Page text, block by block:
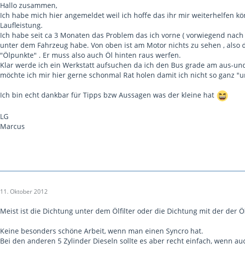
Hallo zusammen,
Ich habe mich hier angemeldet weil ich hoffe das ihr mir weiterhelfen
Laufleistung.
Ich habe seit ca 3 Monaten das Problem das ich vorne ( vorwiegend
unter dem Fahrzeug habe. Von oben ist am Motor nichts zu sehen ,
"Ölpunkte" . Er muss also auch Öl hinten raus werfen.
Klar werde ich ein Werkstatt aufsuchen da ich den Bus grade am aus-
möchte ich mir hier gerne schonmal Rat holen damit ich nicht so ganz
Ich bin echt dankbar für Tipps bzw Aussagen was der kleine hat
LG
Marcus
11. Oktober 2012
Meist ist die Dichtung unter dem Ölfilter oder die Dichtung mit der der
Keine besonders schöne Arbeit, wenn man einen Syncro hat.
Bei den anderen 5 Zylinder Dieseln sollte es aber recht einfach, wenn